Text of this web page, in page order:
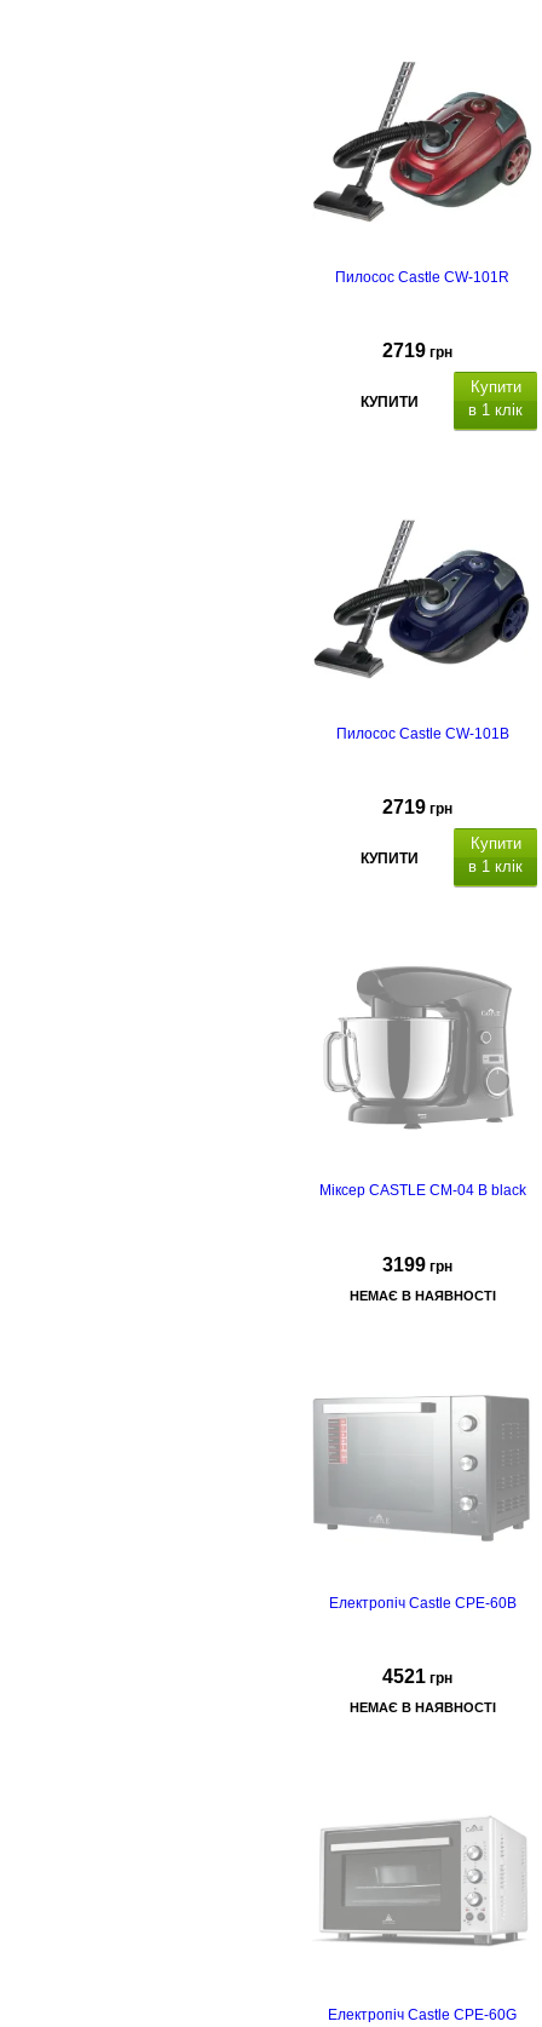
Пилосос Castle CW-101R
2719 грн
КУПИТИ
Купити
в 1 клік
Пилосос Castle CW-101B
2719 грн
КУПИТИ
Купити
в 1 клік
Міксер CASTLE CM-04 B black
3199 грн
НЕМАЄ В НАЯВНОСТІ
Електропіч Castle CPE-60B
4521 грн
НЕМАЄ В НАЯВНОСТІ
нижній нагрів, верхній+нижній
нагрів, конвекція. Комплектація:
деко, решітка, ручка для деко,
лоток для крихт. Габарити:
580×472×412 мм.
Електропіч Castle CPE-60G